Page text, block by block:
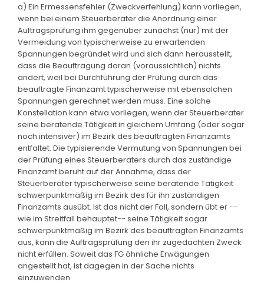
a) Ein Ermessensfehler (Zweckverfehlung) kann vorliegen,
wenn bei einem Steuerberater die Anordnung einer
Auftragsprüfung ihm gegenüber zunächst (nur) mit der
Vermeidung von typischerweise zu erwartenden
Spannungen begründet wird und sich dann herausstellt,
dass die Beauftragung daran (voraussichtlich) nichts
ändert, weil bei Durchführung der Prüfung durch das
beauftragte Finanzamt typischerweise mit ebensolchen
Spannungen gerechnet werden muss. Eine solche
Konstellation kann etwa vorliegen, wenn der Steuerberater
seine beratende Tätigkeit in gleichem Umfang (oder sogar
noch intensiver) im Bezirk des beauftragten Finanzamts
entfaltet. Die typisierende Vermutung von Spannungen bei
der Prüfung eines Steuerberaters durch das zuständige
Finanzamt beruht auf der Annahme, dass der
Steuerberater typischerweise seine beratende Tätigkeit
schwerpunktmäßig im Bezirk des für ihn zuständigen
Finanzamts ausübt. Ist das nicht der Fall, sondern übt er --
wie im Streitfall behauptet-- seine Tätigkeit sogar
schwerpunktmäßig im Bezirk des beauftragten Finanzamts
aus, kann die Auftragsprüfung den ihr zugedachten Zweck
nicht erfüllen. Soweit das FG ähnliche Erwägungen
angestellt hat, ist dagegen in der Sache nichts
einzuwenden.